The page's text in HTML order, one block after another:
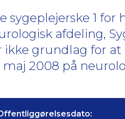
1 for
afdeling,
ikke grundlag for at
maj 2008 på